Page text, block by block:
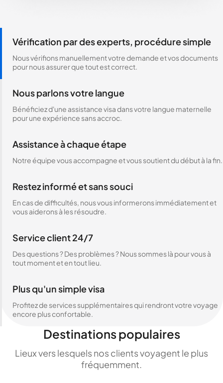
Vérification par des experts, procédure simple
Nous vérifions manuellement votre demande et vos documents
pour nous assurer que tout est correct.
Nous parlons votre langue
Bénéficiez d'une assistance visa dans votre langue maternelle
pour une expérience sans accroc.
Assistance à chaque étape
Notre équipe vous accompagne et vous soutient du début à la fin.
Restez informé et sans souci
En cas de difficultés, nous vous informerons immédiatement et
vous aiderons à les résoudre.
Service client 24/7
Des questions ? Des problèmes ? Nous sommes là pour vous à
tout moment et en tout lieu.
Plus qu'un simple visa
Profitez de services supplémentaires qui rendront votre voyage
encore plus confortable.
Destinations populaires
Lieux vers lesquels nos clients voyagent le plus
fréquemment.